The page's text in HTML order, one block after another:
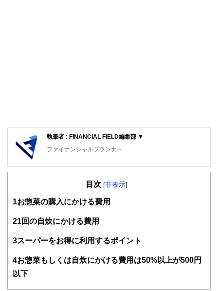
執筆者 : FINANCIAL FIELD編集部 ▼
ファイナンシャルプランナー
FinancialField編集部は、金融、経済に関する記事を、日々
知識がない方でも理解できるようわかりやすく発信していま
得者を中心に「お金や暮らし」に関する書籍・雑誌の編集経
験者で構成され、企画立案から記事掲載まですべての工程に
護士、税理士、宅地建物取引士、相続診断士、住宅ローンア
目次 [非表示]
1 お惣菜の購入にかける費用
21回の自炊にかける費用
3スーパーをお得に利用するポイント
4お惣菜もしくは自炊にかける費用は50%以上が500円
以下